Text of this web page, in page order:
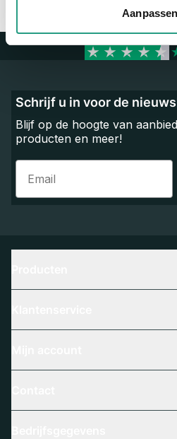
Aanpassen
Schrijf u in voor de
Blijf op de hoogte van
producten en meer!
Email